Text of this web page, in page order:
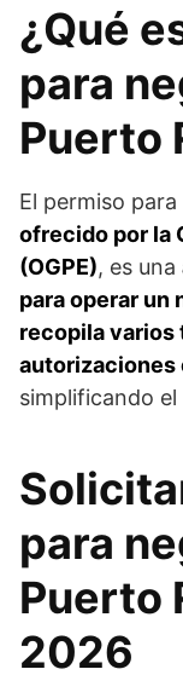
¿Qué
para
Puerto
El permiso
ofrecido por la
(OGPE), es una
para operar un
recopila varios
autorizaciones
simplificando
para
Puerto
2026